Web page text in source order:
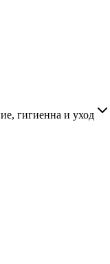
гигиенна и уход